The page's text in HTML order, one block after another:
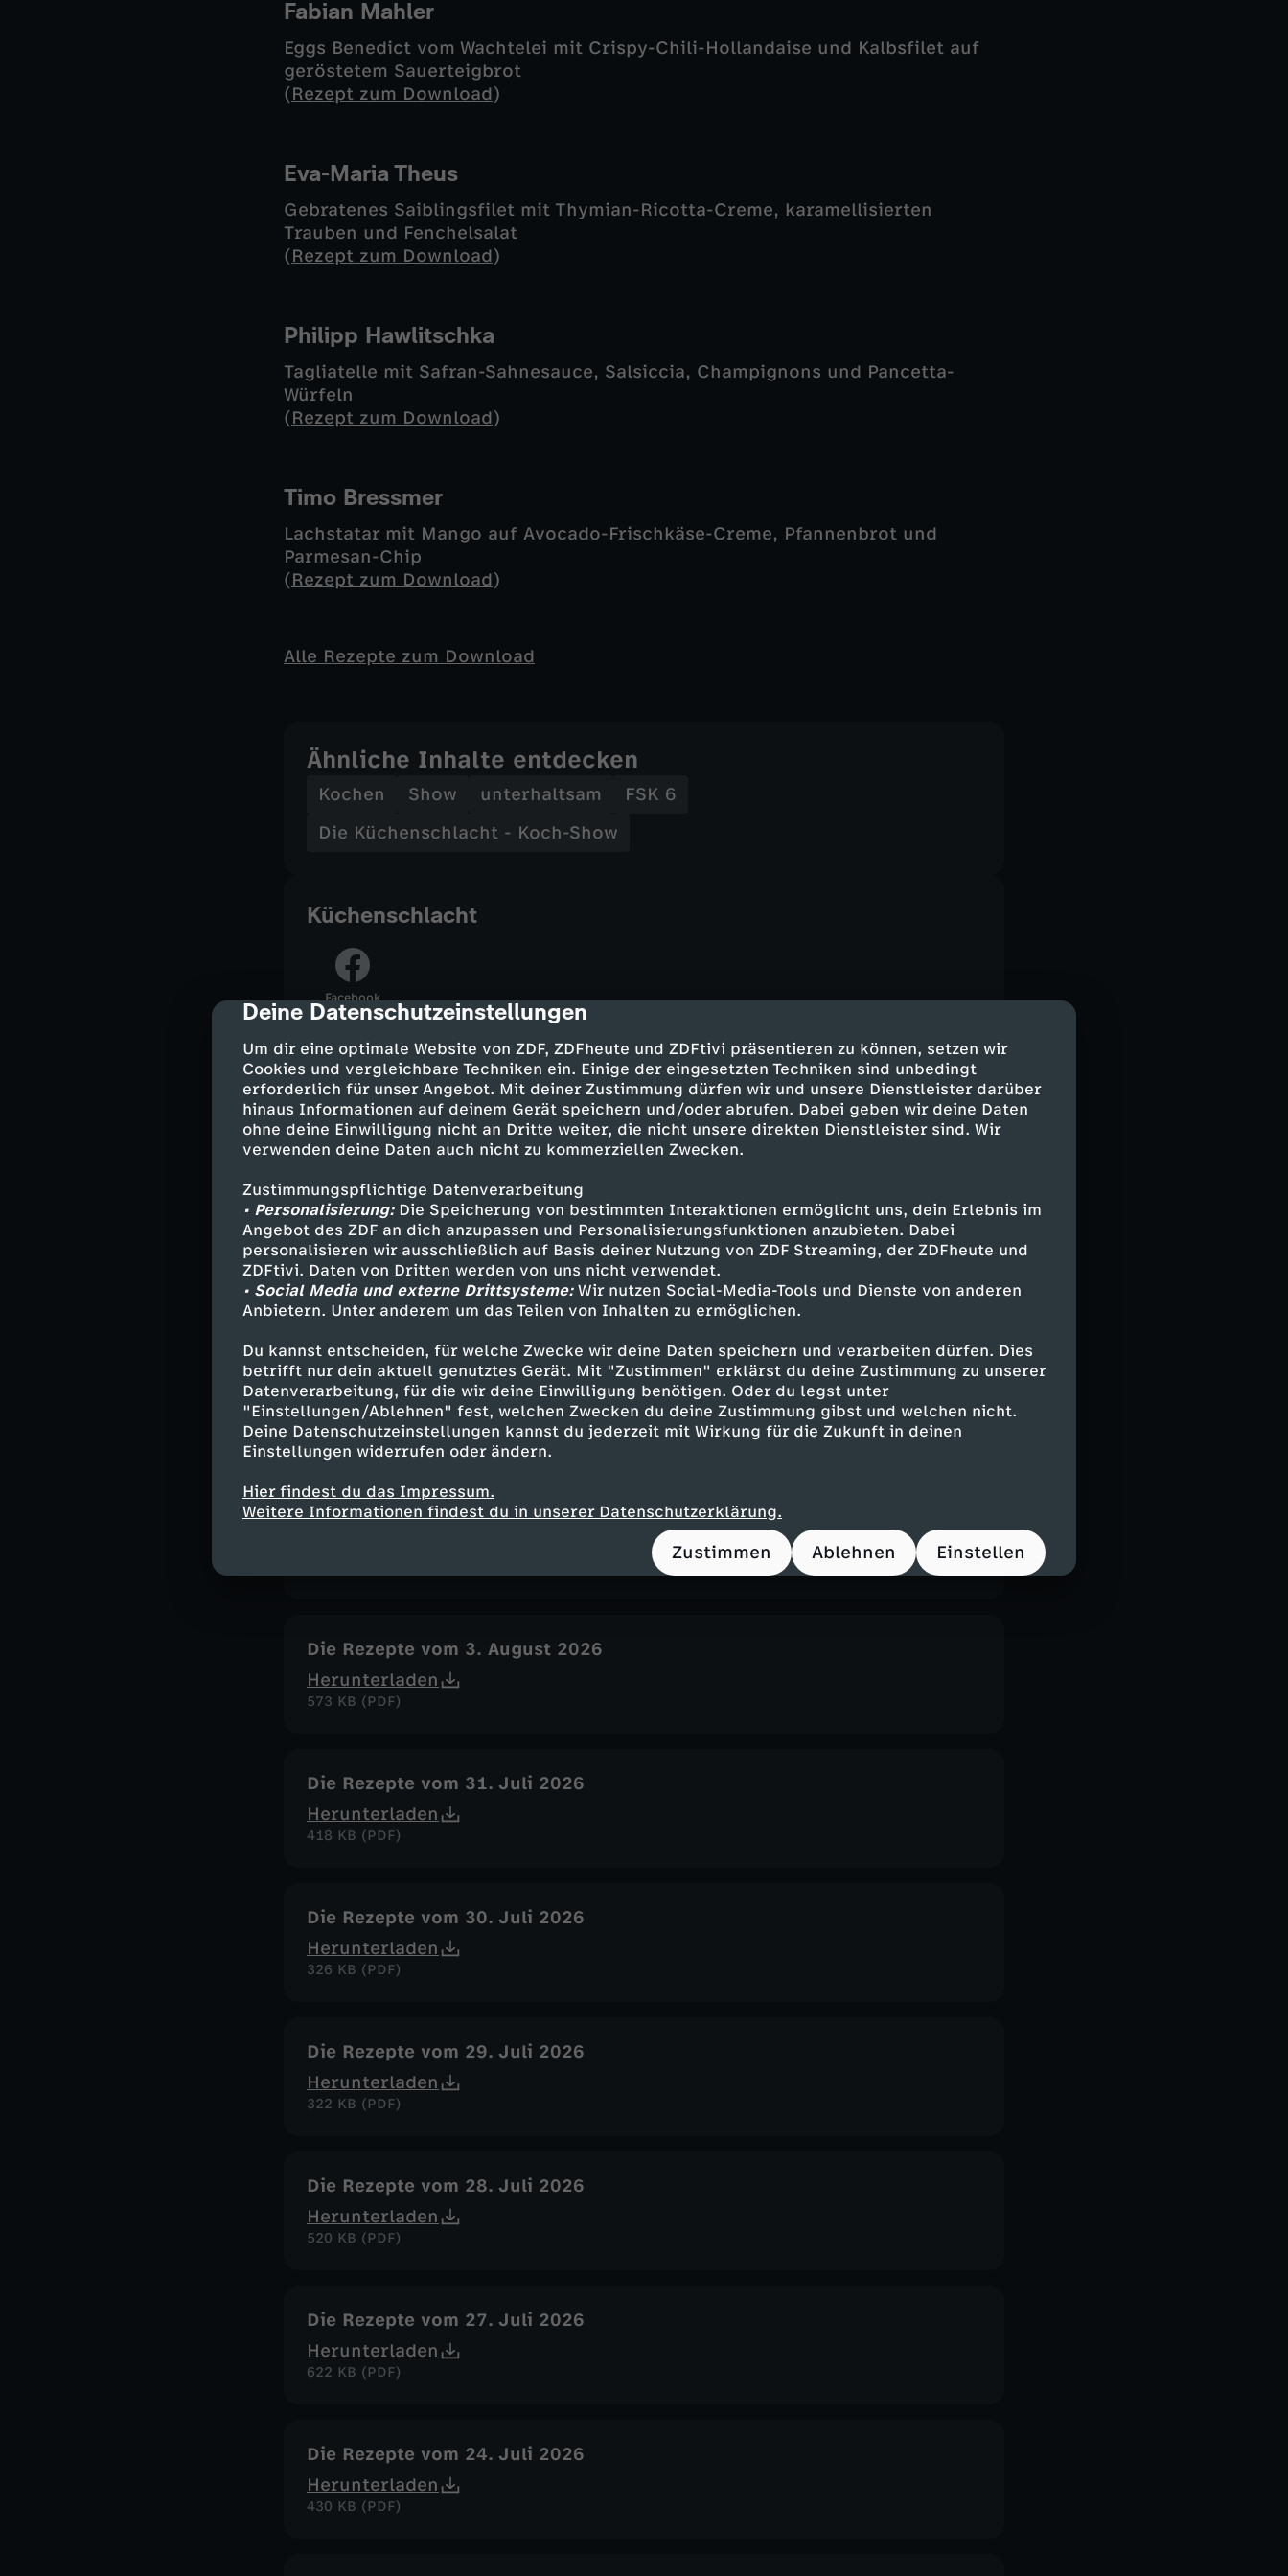
cmp-dialog-description
Deine Datenschutzeinstellungen
Um dir eine optimale Website von ZDF, ZDFheute und ZDFtivi präsentieren zu können, setzen wir
Cookies und vergleichbare Techniken ein. Einige der eingesetzten Techniken sind unbedingt
erforderlich für unser Angebot. Mit deiner Zustimmung dürfen wir und unsere Dienstleister darüber
hinaus Informationen auf deinem Gerät speichern und/oder abrufen. Dabei geben wir deine Daten
ohne deine Einwilligung nicht an Dritte weiter, die nicht unsere direkten Dienstleister sind. Wir
verwenden deine Daten auch nicht zu kommerziellen Zwecken.
Zustimmungspflichtige Datenverarbeitung
• Personalisierung:Die Speicherung von bestimmten Interaktionen ermöglicht uns, dein Erlebnis im
Angebot des ZDF an dich anzupassen und Personalisierungsfunktionen anzubieten. Dabei
personalisieren wir ausschließlich auf Basis deiner Nutzung von ZDF Streaming, der ZDFheute und
ZDFtivi. Daten von Dritten werden von uns nicht verwendet.
• Social Media und externe Drittsysteme:Wir nutzen Social-Media-Tools und Dienste von anderen
Anbietern. Unter anderem um das Teilen von Inhalten zu ermöglichen.
Du kannst entscheiden, für welche Zwecke wir deine Daten speichern und verarbeiten dürfen. Dies
betrifft nur dein aktuell genutztes Gerät. Mit "Zustimmen" erklärst du deine Zustimmung zu unserer
Datenverarbeitung, für die wir deine Einwilligung benötigen. Oder du legst unter
"Einstellungen/Ablehnen" fest, welchen Zwecken du deine Zustimmung gibst und welchen nicht.
Deine Datenschutzeinstellungen kannst du jederzeit mit Wirkung für die Zukunft in deinen
Einstellungen widerrufen oder ändern.
Hier findest du das Impressum.
Weitere Informationen findest du in unserer Datenschutzerklärung.
Zustimmen Ablehnen Einstellen
Fabian Mahler
Eggs Benedict vom Wachtelei mit Crispy-Chili-Hollandaise und Kalbsfilet auf
geröstetem Sauerteigbrot
(Rezept zum Download)
Eva-Maria Theus
Gebratenes Saiblingsfilet mit Thymian-Ricotta-Creme, karamellisierten
Trauben und Fenchelsalat
(Rezept zum Download)
Philipp Hawlitschka
Tagliatelle mit Safran-Sahnesauce, Salsiccia, Champignons und Pancetta-
Würfeln
(Rezept zum Download)
Timo Bressmer
Lachstatar mit Mango auf Avocado-Frischkäse-Creme, Pfannenbrot und
Parmesan-Chip
(Rezept zum Download)
Alle Rezepte zum Download
Ähnliche Inhalte entdecken
Kochen Show unterhaltsam
FSK 6
Die Küchenschlacht - Koch-Show
Küchenschlacht
Facebook
Alle Rezepte der Sendung
Die Rezepte vom 7. August 2026
Herunterladen
Die Rezepte vom 6. August 2026
Herunterladen
537 KB (PDF)
DIe Rezepte vom 5. August 2026
Herunterladen
344 KB (PDF)
Die Rezepte vom 4. August 2026
Die Rezepte vom 3. August 2026
Herunterladen
573 KB (PDF)
Die Rezepte vom 31. Juli 2026
Herunterladen
418 KB (PDF)
Die Rezepte vom 30. Juli 2026
Herunterladen
326 KB (PDF)
Die Rezepte vom 29. Juli 2026
Herunterladen
322 KB (PDF)
Die Rezepte vom 28. Juli 2026
Herunterladen
520 KB (PDF)
Die Rezepte vom 27. Juli 2026
Herunterladen
622 KB (PDF)
Die Rezepte vom 24. Juli 2026
Herunterladen
430 KB (PDF)